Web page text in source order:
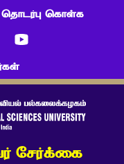
தொடர்பு கொள்க
சேர்க்கை